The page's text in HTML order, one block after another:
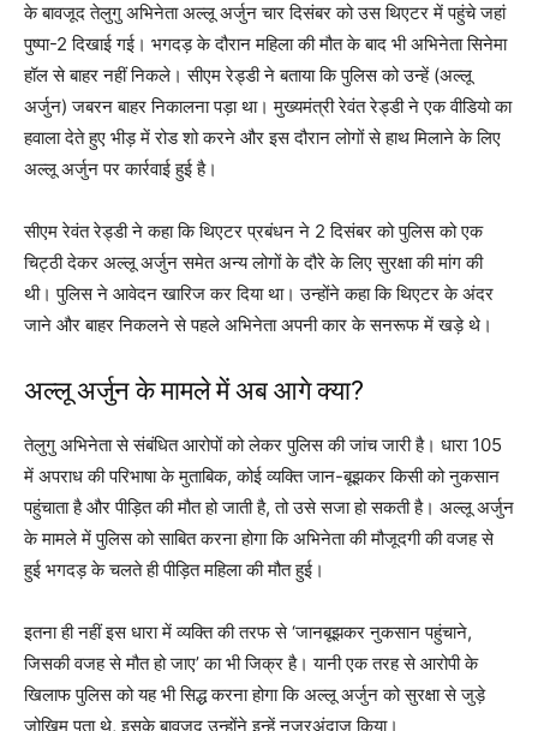
के बावजूद तेलुगु अभिनेता अल्लू अर्जुन चार दिसंबर को उस थिएटर में पहुंचे जहां
पुष्पा-2 दिखाई गई। भगदड़ के दौरान महिला की मौत के बाद भी अभिनेता सिनेमा
हॉल से बाहर नहीं निकले। सीएम रेड्डी ने बताया कि पुलिस को उन्हें (अल्लू
अर्जुन) जबरन बाहर निकालना पड़ा था। मुख्यमंत्री रेवंत रेड्डी ने एक वीडियो का
हवाला देते हुए भीड़ में रोड शो करने और इस दौरान लोगों से हाथ मिलाने के लिए
अल्लू अर्जुन पर कार्रवाई हुई है।
सीएम रेवंत रेड्डी ने कहा कि थिएटर प्रबंधन ने 2 दिसंबर को पुलिस को एक
चिट्ठी देकर अल्लू अर्जुन समेत अन्य लोगों के दौरे के लिए सुरक्षा की मांग की
थी। पुलिस ने आवेदन खारिज कर दिया था। उन्होंने कहा कि थिएटर के अंदर
जाने और बाहर निकलने से पहले अभिनेता अपनी कार के सनरूफ में खड़े थे।
अल्लू अर्जुन के मामले में अब आगे क्या?
तेलुगु अभिनेता से संबंधित आरोपों को लेकर पुलिस की जांच जारी है। धारा 105
में अपराध की परिभाषा के मुताबिक, कोई व्यक्ति जान-बूझकर किसी को नुकसान
पहुंचाता है और पीड़ित की मौत हो जाती है, तो उसे सजा हो सकती है। अल्लू अर्जुन
के मामले में पुलिस को साबित करना होगा कि अभिनेता की मौजूदगी की वजह से
हुई भगदड़ के चलते ही पीड़ित महिला की मौत हुई।
इतना ही नहीं इस धारा में व्यक्ति की तरफ से ‘जानबूझकर नुकसान पहुंचाने,
जिसकी वजह से मौत हो जाए’ का भी जिक्र है। यानी एक तरह से आरोपी के
खिलाफ पुलिस को यह भी सिद्ध करना होगा कि अल्लू अर्जुन को सुरक्षा से जुड़े
जोखिम पता थे, इसके बावजूद उन्होंने इन्हें नजरअंदाज किया।